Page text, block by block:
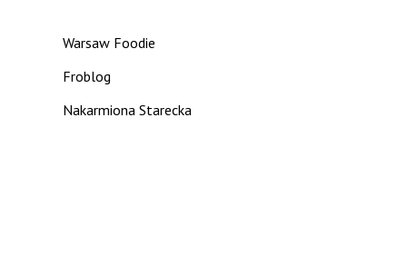
Warsaw Foodie
Froblog
Nakarmiona Starecka